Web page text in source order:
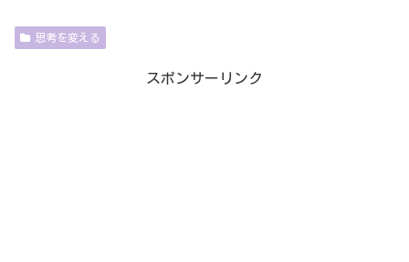
思考を変える
スポンサーリンク